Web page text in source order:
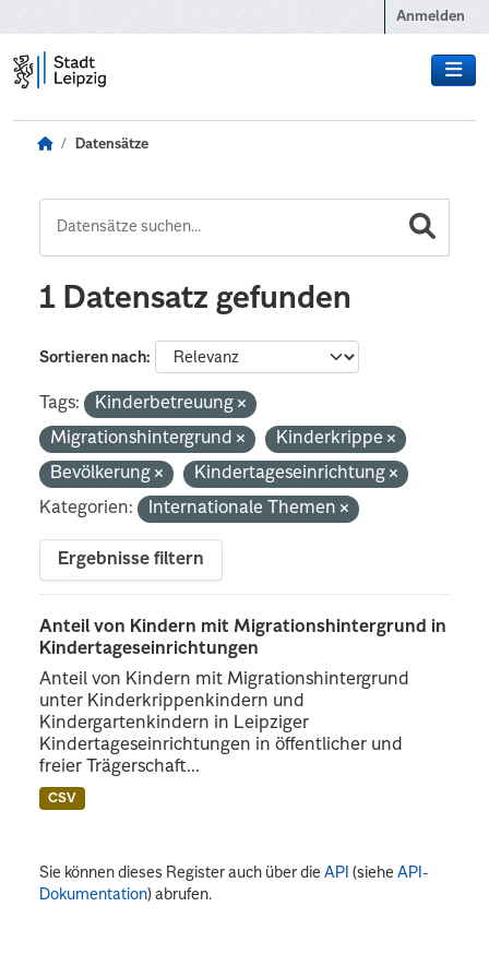
Anmelden
Datensätze
1 Datensatz gefunden
Sortieren nach
Tags:
Kinderbetreuung
Migrationshintergrund
Kinderkrippe
Bevölkerung
Kindertageseinrichtung
Kategorien:
Internationale Themen
Ergebnisse filtern
Anteil von Kindern mit Migrationshintergrund in
Kindertageseinrichtungen
Anteil von Kindern mit Migrationshintergrund
unter Kinderkrippenkindern und
Kindergartenkindern in Leipziger
Kindertageseinrichtungen in öffentlicher und
freier Trägerschaft...
CSV
Sie können dieses Register auch über dieAPI (sieheAPI-
Dokumentation) abrufen.